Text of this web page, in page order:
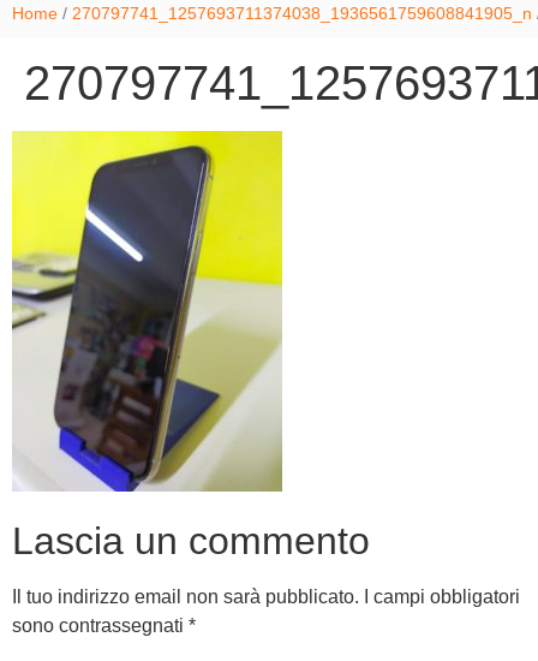
Home / 270797741_1257693711374038_1936561759608841905_n
Lascia un commento
Il tuo indirizzo email non sarà pubblicato.
I campi obbligatori
sono contrassegnati *